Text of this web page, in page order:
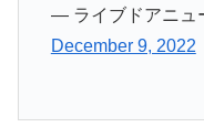
— ライブドアニュ
December 9, 2022